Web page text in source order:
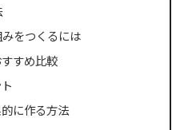
をつくるには
すめ比較
に作る方法